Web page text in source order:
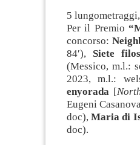
5
Per il Premio
concorso:
84′), Siete
(Messico, m.l.:
2023, m.l.:
enyorada [
Eugeni
doc),Maria di
doc).